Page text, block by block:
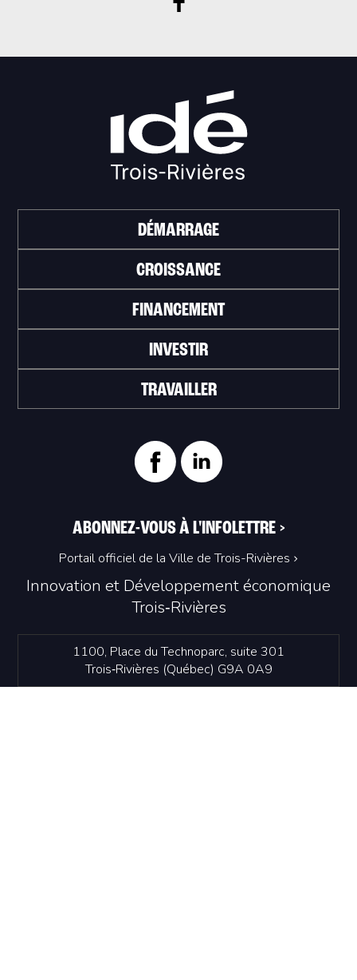
Innovation et Développement économique
Trois‑Rivières
1100, Place du Technoparc, suite 301
Trois‑Rivières (Québec) G9A 0A9
DÉMARRAGE
CROISSANCE
FINANCEMENT
INVESTIR
TRAVAILLER
ABONNEZ-VOUS À L'INFOLETTRE >
Portail officiel de la Ville de Trois-Rivières